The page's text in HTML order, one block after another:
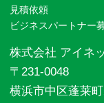
見積依頼
ビジネスパートナー
株式会社 アイネ
〒231-0048
横浜市中区蓬莱